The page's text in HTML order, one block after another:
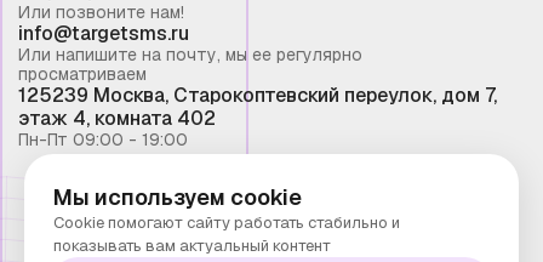
Или позвоните нам!
info@targetsms.ru
Или напишите на почту, мы ее регулярно
просматриваем
125239 Москва, Старокоптевский переулок, дом 7,
этаж 4, комната 402
Пн-Пт 09:00 - 19:00
Смс рассылка 2026 ©
Запрещено копирование материалов сайта без
Мы используем cookie
Cookie помогают сайту работать стабильно и
показывать вам актуальный контент